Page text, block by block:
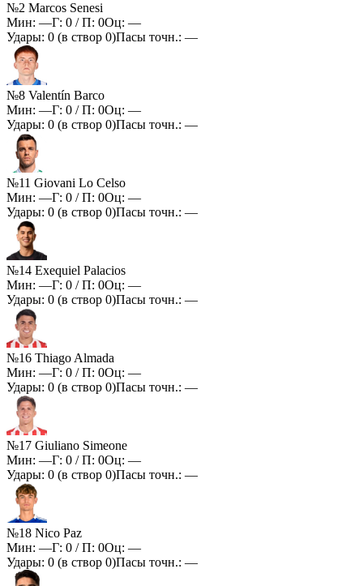
№2 Marcos Senesi
Мин: —Г: 0 / П: 0Оц: —
Удары: 0 (в створ 0)Пасы точн.: —
№8 Valentín Barco
Мин: —Г: 0 / П: 0Оц: —
Удары: 0 (в створ 0)Пасы точн.: —
№11 Giovani Lo Celso
Мин: —Г: 0 / П: 0Оц: —
Удары: 0 (в створ 0)Пасы точн.: —
№14 Exequiel Palacios
Мин: —Г: 0 / П: 0Оц: —
Удары: 0 (в створ 0)Пасы точн.: —
№16 Thiago Almada
Мин: —Г: 0 / П: 0Оц: —
Удары: 0 (в створ 0)Пасы точн.: —
№17 Giuliano Simeone
Мин: —Г: 0 / П: 0Оц: —
Удары: 0 (в створ 0)Пасы точн.: —
№18 Nico Paz
Мин: —Г: 0 / П: 0Оц: —
Удары: 0 (в створ 0)Пасы точн.: —